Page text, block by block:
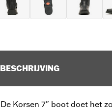
BESCHRIJVING
De Korsen 7" boot doet het